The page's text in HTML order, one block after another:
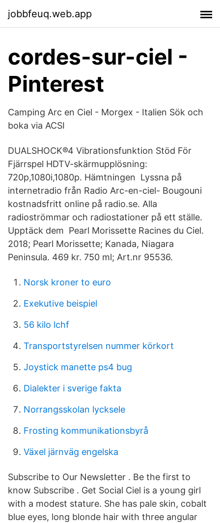
jobbfeuq.web.app
cordes-sur-ciel -
Pinterest
Camping Arc en Ciel - Morgex - Italien Sök och
boka via ACSI
DUALSHOCK®4 Vibrationsfunktion Stöd För
Fjärrspel HDTV-skärmupplösning:
720p,1080i,1080p. Hämtningen Lyssna på
internetradio från Radio Arc-en-ciel- Bougouni
kostnadsfritt online på radio.se. Alla
radioströmmar och radiostationer på ett ställe.
Upptäck dem Pearl Morissette Racines du Ciel.
2018; Pearl Morissette; Kanada, Niagara
Peninsula. 469 kr. 750 ml; Art.nr 95536.
Norsk kroner to euro
Exekutive beispiel
56 kilo lchf
Transportstyrelsen nummer körkort
Joystick manette ps4 bug
Dialekter i sverige fakta
Norrangsskolan lycksele
Frosting kommunikationsbyrå
Växel järnväg engelska
Subscribe to Our Newsletter . Be the first to
know Subscribe . Get Social Ciel is a young girl
with a modest stature. She has pale skin, cobalt
blue eyes, long blonde hair with three angular